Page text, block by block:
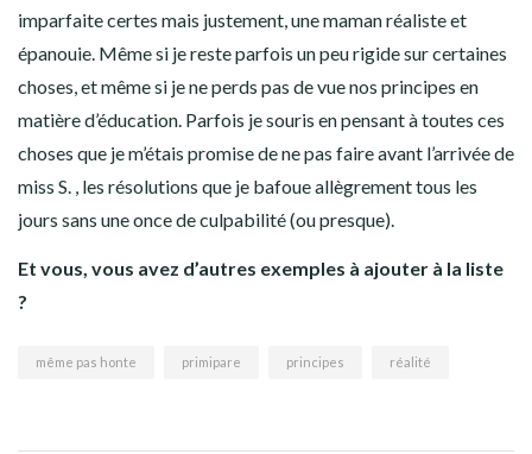
imparfaite certes mais justement, une maman réaliste et
épanouie. Même si je reste parfois un peu rigide sur certaines
choses, et même si je ne perds pas de vue nos principes en
matière d’éducation. Parfois je souris en pensant à toutes ces
choses que je m’étais promise de ne pas faire avant l’arrivée de
miss S. , les résolutions que je bafoue allègrement tous les
jours sans une once de culpabilité (ou presque).
Et vous, vous avez d’autres exemples à ajouter à la liste
?
même pas honte primipare principes réalité